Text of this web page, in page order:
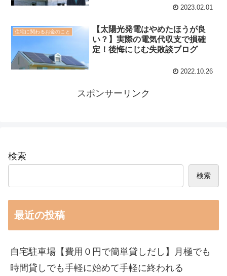
2023.02.01
住宅に関わるお金のこと
【太陽光発電はやめたほうが良
い？】実際の電気代収支で損確
定！後悔にじむ失敗談ブログ
2022.10.26
スポンサーリンク
検索
検索
最近の投稿
自宅駐車場【費用０円で簡単貸しだし】月極でも
時間貸しでも手軽に始めて手軽に終われる